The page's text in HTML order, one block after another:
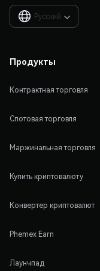
Русский 
Продукты
Контрактная торговля
Спотовая торговля
Маржинальная торговля
Купить криптовалюту
Конвертер криптовалют
Phemex Earn
Лаунчпад